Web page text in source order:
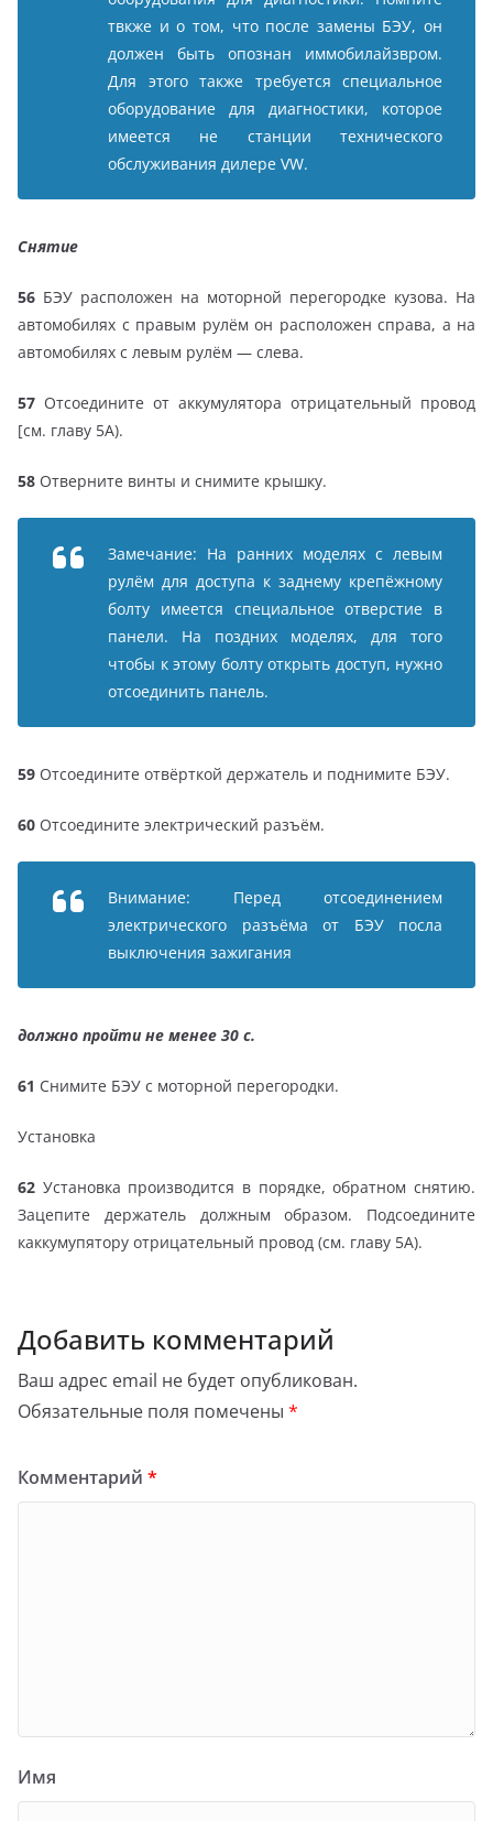
твкже и о том, что после замены БЭУ, он
должен быть опознан иммобилайзвром.
Для этого также требуется специальное
оборудование для диагностики, которое
имеется не станции технического
обслуживания дилере VW.
Снятие
56 БЭУ расположен на моторной перегородке кузова. На
автомобилях с правым рулём он расположен справа, а на
автомобилях с левым рулём — слева.
57 Отсоедините от аккумулятора отрицательный провод
[см. главу 5А).
58 Отверните винты и снимите крышку.
Замечание: На ранних моделях с левым
рулём для доступа к заднему крепёжному
болту имеется специальное отверстие в
панели. На поздних моделях, для того
чтобы к этому болту открыть доступ, нужно
отсоединить панель.
59 Отсоедините отвёрткой держатель и поднимите БЭУ.
60 Отсоедините электрический разъём.
Внимание: Перед отсоединением
электрического разъёма от БЭУ посла
выключения зажигания
должно пройти не менее 30 с.
61 Снимите БЭУ с моторной перегородки.
Установка
62 Установка производится в порядке, обратном снятию.
Зацепите держатель должным образом. Подсоедините
каккумупятору отрицательный провод (см. главу 5А).
Добавить комментарий
Ваш адрес email не будет опубликован.
Обязательные поля помечены *
Комментарий *
Имя